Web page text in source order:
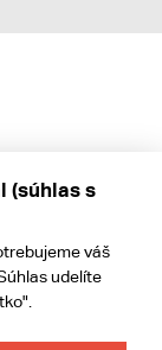
(súhlas s
váš
udelíte